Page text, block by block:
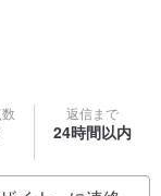
返信まで
24時間以内